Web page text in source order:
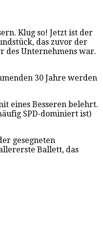
Klug so! Jetzt ist der
das zuvor der
des Unternehmens war.
30 Jahre werden
eines Besseren belehrt.
SPD-dominiert ist)
gesegneten
Ballett, das